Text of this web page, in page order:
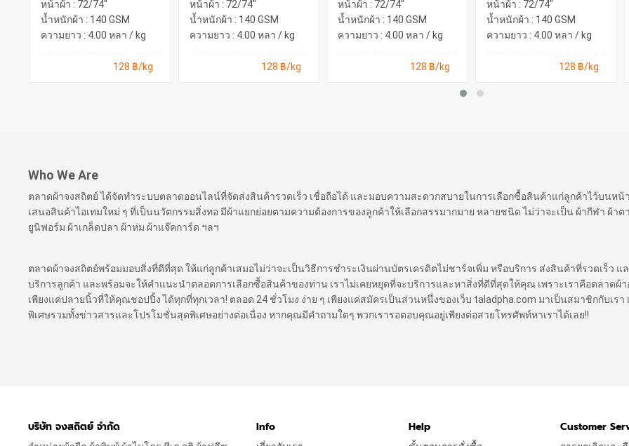
หน้าผ้า : 72/74"
น้ำหนักผ้า : 140 GSM
ความยาว : 4.00 หลา / kg
128 ฿/kg
หน้าผ้า : 72/74"
น้ำหนักผ้า : 140 GSM
ความยาว : 4.00 หลา / kg
128 ฿/kg
หน้าผ้า : 72/74"
น้ำหนักผ้า : 140 GSM
ความยาว : 4.00 หลา / kg
128 ฿/kg
หน้าผ้า : 72/74"
น้ำหนักผ้า : 140 GSM
ความยาว : 4.00 หลา / kg
128 ฿/kg
Who We Are
ตลาดผ้าจงสถิตย์ ได้จัดทำระบบตลาดออนไลน์ที่จัดส่งสินค้ารวดเร็ว เชื่อถือได้ และมอบความสะดวกสบายในการเลือกซื้อสินค้าแก่ลูกค้าไว้บนหน้
เสนอสินค้าไอเทมใหม่ ๆ ที่เป็นนวัตกรรมสิ่งทอ มีผ้าแยกย่อยตามความต้องการของลูกค้าให้เลือกสรรมากมาย หลายชนิด ไม่ว่าจะเป็น ผ้ากีฬา ผ้าต
ยูนิฟอร์ม ผ้าเกล็ดปลา ผ้าห่ม ผ้าแจ๊คการ์ด ฯลฯ
ตลาดผ้าจงสถิตย์พร้อมมอบสิ่งที่ดีที่สุด ให้แก่ลูกค้าเสมอไม่ว่าจะเป็นวิธีการชำระเงินผ่านบัตรเครดิตไม่ชาร์จเพิ่ม หรือบริการ ส่งสินค้าที่รวดเร็ว แ
บริการลูกค้า และพร้อมจะให้คำแนะนำตลอดการเลือกซื้อสินค้าของท่าน เราไม่เคยหยุดที่จะบริการและหาสิ่งที่ดีที่สุดให้คุณ เพราะเราคือตลาดผ้
เพียงแค่ปลายนิ้วที่ให้คุณชอปปิ้ง ได้ทุกที่ทุกเวลา! ตลอด 24 ชั่วโมง ง่าย ๆ เพียงแค่สมัครเป็นส่วนหนึ่งของเว็บ taladpha.com มาเป็นสมาชิกกับเร
พิเศษรวมทั้งข่าวสารและโปรโมชั่นสุดพิเศษอย่างต่อเนื่อง หากคุณมีคำถามใดๆ พวกเรารอตอบคุณอยู่เพียงต่อสายโทรศัพท์หาเราได้เลย!!
บริษัท จงสถิตย์ จำกัด Info Help Customer